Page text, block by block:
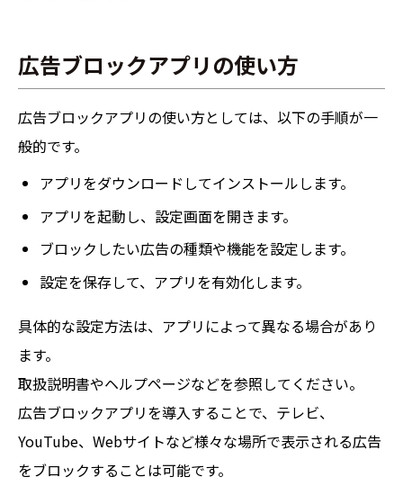
広告ブロックアプリの使い方
広告ブロックアプリの使い方としては、以下の手順が一
般的です。
アプリをダウンロードしてインストールします。
アプリを起動し、設定画面を開きます。
ブロックしたい広告の種類や機能を設定します。
設定を保存して、アプリを有効化します。
具体的な設定方法は、アプリによって異なる場合があり
ます。
取扱説明書やヘルプページなどを参照してください。
広告ブロックアプリを導入することで、テレビ、
YouTube、Webサイトなど様々な場所で表示される広告
をブロックすることは可能です。